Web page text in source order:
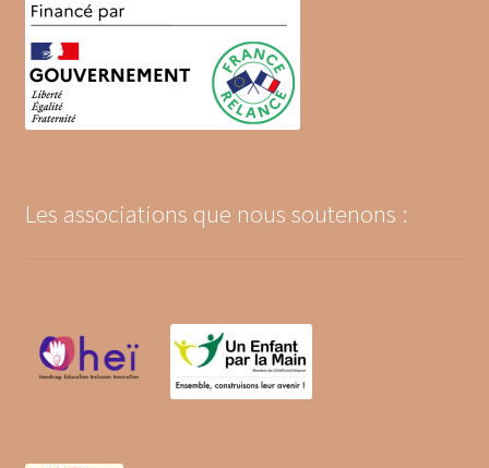
Les associations que nous soutenons :